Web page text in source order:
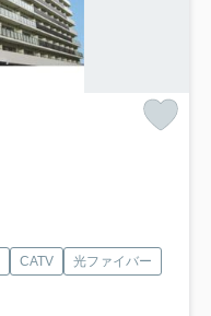
CATV
光ファイバー